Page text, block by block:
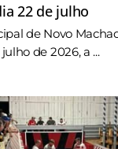
22 de julho
de Novo
de 2026, a ...